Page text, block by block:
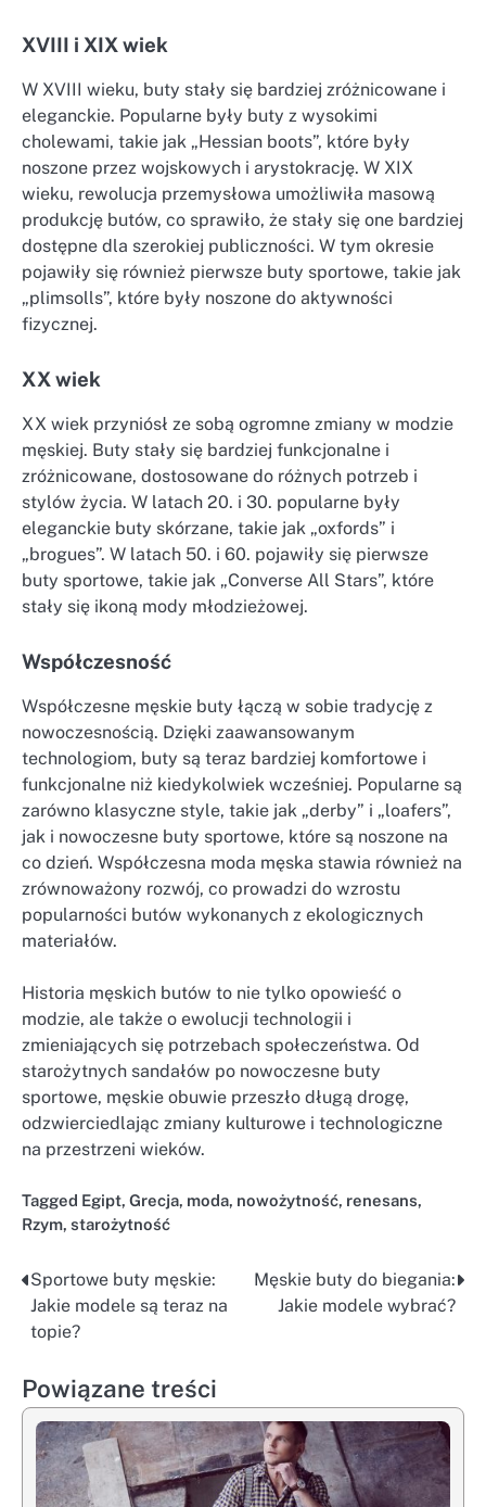
XVIII i XIX wiek
W XVIII wieku, buty stały się bardziej zróżnicowane i
eleganckie. Popularne były buty z wysokimi
cholewami, takie jak „Hessian boots”, które były
noszone przez wojskowych i arystokrację. W XIX
wieku, rewolucja przemysłowa umożliwiła masową
produkcję butów, co sprawiło, że stały się one bardziej
dostępne dla szerokiej publiczności. W tym okresie
pojawiły się również pierwsze buty sportowe, takie jak
„plimsolls”, które były noszone do aktywności
fizycznej.
XX wiek
XX wiek przyniósł ze sobą ogromne zmiany w modzie
męskiej. Buty stały się bardziej funkcjonalne i
zróżnicowane, dostosowane do różnych potrzeb i
stylów życia. W latach 20. i 30. popularne były
eleganckie buty skórzane, takie jak „oxfords” i
„brogues”. W latach 50. i 60. pojawiły się pierwsze
buty sportowe, takie jak „Converse All Stars”, które
stały się ikoną mody młodzieżowej.
Współczesność
Współczesne męskie buty łączą w sobie tradycję z
nowoczesnością. Dzięki zaawansowanym
technologiom, buty są teraz bardziej komfortowe i
funkcjonalne niż kiedykolwiek wcześniej. Popularne są
zarówno klasyczne style, takie jak „derby” i „loafers”,
jak i nowoczesne buty sportowe, które są noszone na
co dzień. Współczesna moda męska stawia również na
zrównoważony rozwój, co prowadzi do wzrostu
popularności butów wykonanych z ekologicznych
materiałów.
Historia męskich butów to nie tylko opowieść o
modzie, ale także o ewolucji technologii i
zmieniających się potrzebach społeczeństwa. Od
starożytnych sandałów po nowoczesne buty
sportowe, męskie obuwie przeszło długą drogę,
odzwierciedlając zmiany kulturowe i technologiczne
na przestrzeni wieków.
Tagged Egipt, Grecja, moda, nowożytność, renesans,
Rzym, starożytność
Nawigacja
wpisu
Sportowe buty męskie:
Jakie modele są teraz na
topie?
Męskie buty do biegania:
Jakie modele wybrać?
Powiązane treści